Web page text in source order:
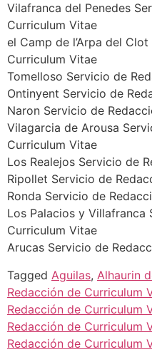
Vilafranca del Penedes
Curriculum Vitae
el Camp de l’Arpa del
Curriculum Vitae
Tomelloso Servicio de
Ontinyent Servicio de
Naron Servicio de
Vilagarcia de Arousa
Curriculum Vitae
Los Realejos Servicio de
Ripollet Servicio de
Ronda Servicio de
Los Palacios y Villafranca
Curriculum Vitae
Arucas Servicio de
Tagged Aguilas, Alhaurin
Redacción de Curriculum
Redacción de Curriculum
Redacción de Curriculum
Redacción de Curriculum